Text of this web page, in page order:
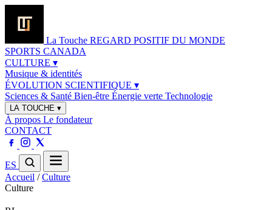
La Touche REGARD POSITIF DU MONDE
SPORTS CANADA
CULTURE ▾
Musique & identités
ÉVOLUTION SCIENTIFIQUE ▾
Sciences & Santé Bien-être Énergie verte Technologie
LA TOUCHE ▾
À propos Le fondateur
CONTACT
ES
Accueil / Culture
Culture